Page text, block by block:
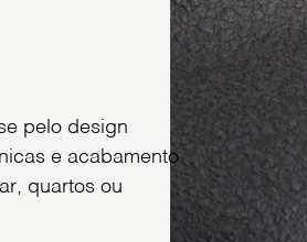
pelo design
e acabamento
quartos ou